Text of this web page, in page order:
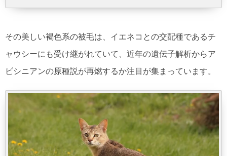
その美しい褐色系の被毛は、イエネコとの交配種であるチ
ャウシーにも受け継がれていて、近年の遺伝子解析からア
ビシニアンの原種説が再燃するか注目が集まっています。